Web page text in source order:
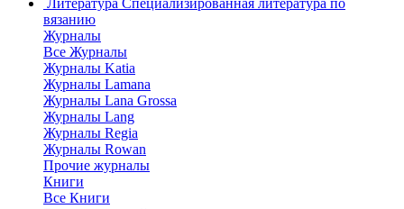
вязанию
Журналы
Все Журналы
Журналы Katia
Журналы Lamana
Журналы Lana Grossa
Журналы Lang
Журналы Regia
Журналы Rowan
Прочие журналы
Книги
Все Книги